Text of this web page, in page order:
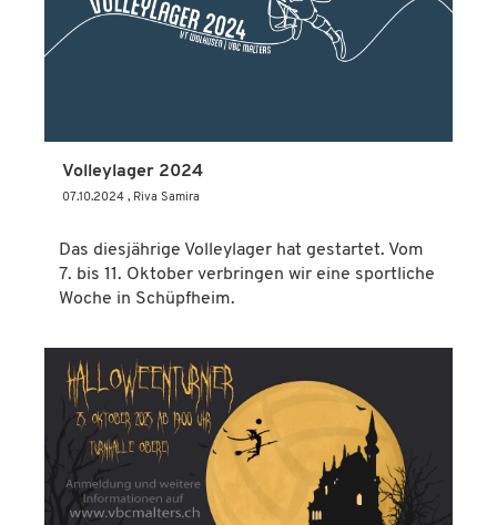
Volleylager 2024
07.10.2024 , Riva Samira
Das diesjährige Volleylager hat gestartet. Vom
7. bis 11. Oktober verbringen wir eine sportliche
Woche in Schüpfheim.